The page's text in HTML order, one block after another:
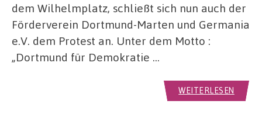
dem Wilhelmplatz, schließt sich nun auch der
Förderverein Dortmund-Marten und Germania
e.V. dem Protest an. Unter dem Motto :
„Dortmund für Demokratie …
WEITERLESEN